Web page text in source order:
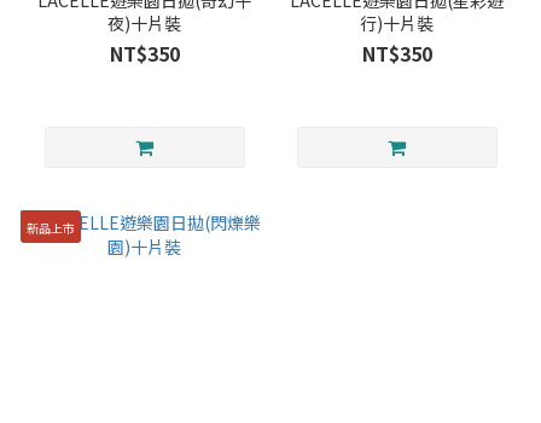
夜)十片裝
NT$350
行)十片裝
NT$350
新品上市